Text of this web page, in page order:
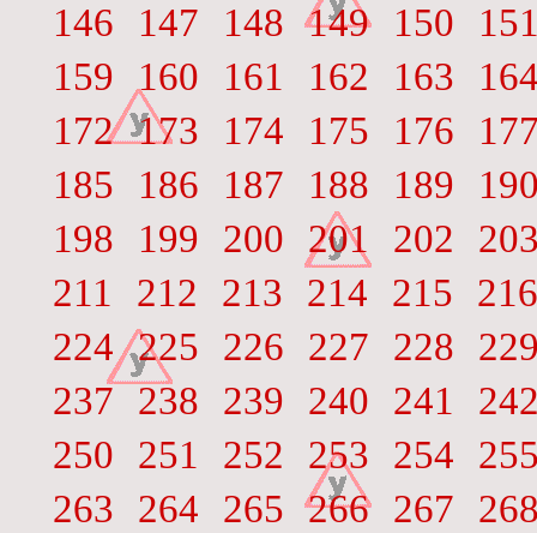
146
147 148 149 150
159
160 161 162 163
172 173 174 175 176
185
186 187 188 189
198
199 200 201 202
211
212 213 214 215
216
224 225 226 227 228
237
238 239 240 241
250
251 252 253 254
263
264 265 266 267